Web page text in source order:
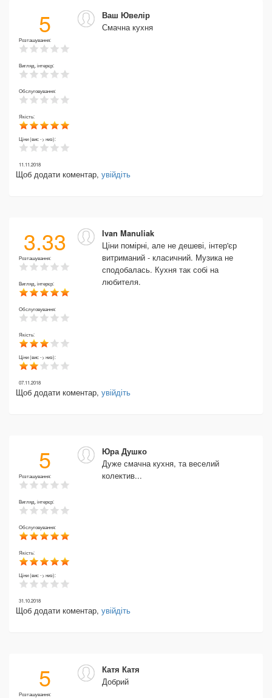
5
Розташування:
Вигляд, інтерєр:
Обслуговування:
Якість:
Ціни (вис -> низ):
Ваш Ювелір
Смачна кухня
11.11.2018
Щоб додати коментар, увійдіть
3.33
Розташування:
Вигляд, інтерєр:
Обслуговування:
Якість:
Ціни (вис -> низ):
Ivan Manuliak
Ціни помірні, але не дешеві, інтер'єр
витриманий - класичний. Музика не
сподобалась. Кухня так собі на
любителя.
07.11.2018
Щоб додати коментар, увійдіть
5
Розташування:
Вигляд, інтерєр:
Обслуговування:
Якість:
Ціни (вис -> низ):
Юра Душко
Дуже смачна кухня, та веселий
колектив...
31.10.2018
Щоб додати коментар, увійдіть
5
Розташування:
Катя Катя
Добрий